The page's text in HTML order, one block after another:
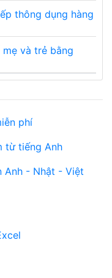
thông dụng hàng
và trẻ bằng
phí
từ tiếng Anh
Anh - Nhật - Việt